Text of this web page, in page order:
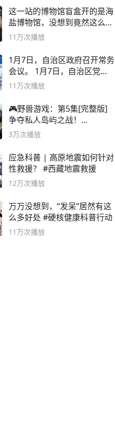
这一站的博物馆盲盒开的是海
盐博物馆，没想到竟然这么好
逛！
11万次播放
1月7日，自治区政府召开常务
会议。 1月7日，自治区党委
副书记
11万次播放
🎮野兽游戏：第5集[完整版]
争夺私人岛屿之战！
#MrBeastChina
3万次播放
应急科普 | 高原地震如何针对
性救援？ #西藏地震救援
12万次播放
万万没想到，“发呆”居然有这
么多好处 #硬核健康科普行动
11万次播放